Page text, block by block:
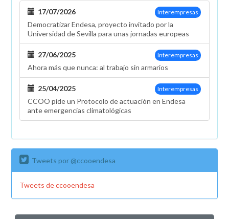
Interempresas
17/07/2026
Democratizar Endesa, proyecto invitado por la
Universidad de Sevilla para unas jornadas europeas
Interempresas
27/06/2025
Ahora más que nunca: al trabajo sin armarios
Interempresas
25/04/2025
CCOO pide un Protocolo de actuación en Endesa
ante emergencias climatológicas
Tweets por @ccooendesa
Tweets de ccooendesa